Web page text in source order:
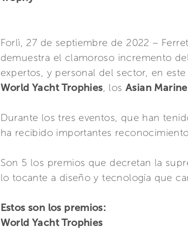
Forlì, 27 de septiembre de 2022 –
demuestra el clamoroso incremento
expertos, y personal del sector, en
World Yacht Trophies, los Asian
Durante los tres eventos, que han
ha recibido importantes
Son 5 los premios que decretan la
lo tocante a diseño y tecnología que
Estos son los premios:
World Yacht Trophies